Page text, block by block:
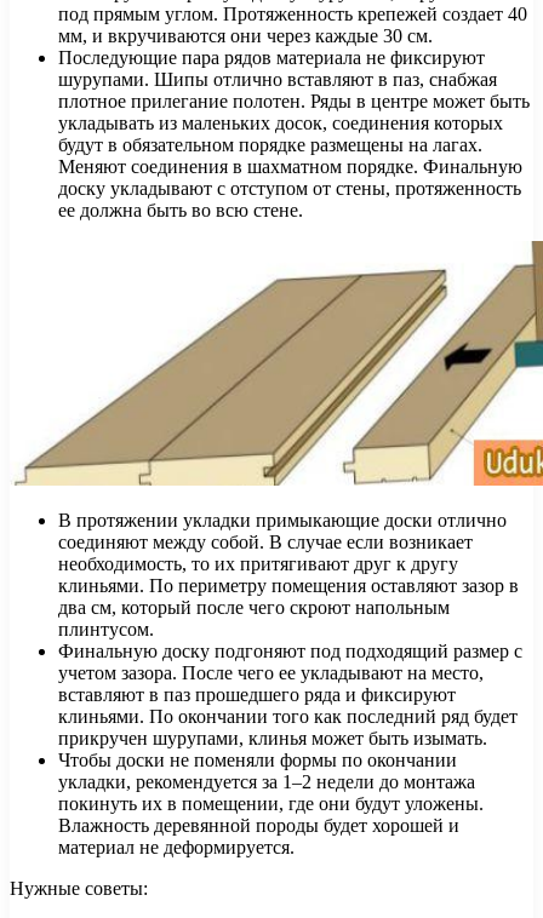
под прямым углом. Протяженность крепежей создает 40
мм, и вкручиваются они через каждые 30 см.
Последующие пара рядов материала не фиксируют
шурупами. Шипы отлично вставляют в паз, снабжая
плотное прилегание полотен. Ряды в центре может быть
укладывать из маленьких досок, соединения которых
будут в обязательном порядке размещены на лагах.
Меняют соединения в шахматном порядке. Финальную
доску укладывают с отступом от стены, протяженность
ее должна быть во всю стене.
В протяжении укладки примыкающие доски отлично
соединяют между собой. В случае если возникает
необходимость, то их притягивают друг к другу
клиньями. По периметру помещения оставляют зазор в
два см, который после чего скроют напольным
плинтусом.
Финальную доску подгоняют под подходящий размер с
учетом зазора. После чего ее укладывают на место,
вставляют в паз прошедшего ряда и фиксируют
клиньями. По окончании того как последний ряд будет
прикручен шурупами, клинья может быть изымать.
Чтобы доски не поменяли формы по окончании
укладки, рекомендуется за 1–2 недели до монтажа
покинуть их в помещении, где они будут уложены.
Влажность деревянной породы будет хорошей и
материал не деформируется.
Нужные советы: